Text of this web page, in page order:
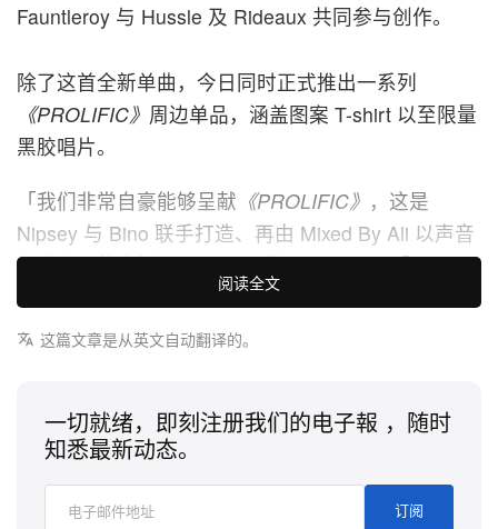
Fauntleroy 与 Hussle 及 Rideaux 共同参与创作。
除了这首全新单曲，今日同时正式推出一系列
《PROLIFIC》 周边单品，涵盖图案 T-shirt 以至限量
黑胶唱片。
「我们非常自豪能够呈献 《PROLIFIC》 ，这是
Nipsey 与 Bino 联手打造、再由 Mixed By Ali 以声音
彻底实现的企划。」Hussle 的哥哥 Samiel「Blacc
Sam」Asghedom 在给 Hypebeast 的声明中表示。
「我们很荣幸可以按原意发行这张
队事后东拼西凑出来的，而是 Nipsey 与 Bino 从头到
尾亲手完成的一整部作品。他对这个企划感到非常自
豪，而我们也感到非常幸运，如今终于能将它分享给
全世界。」
阅读全文
这篇文章是从英文自动翻译的。
一切就绪，即刻注册我们的电子報 ，随时
知悉最新动态。
订阅